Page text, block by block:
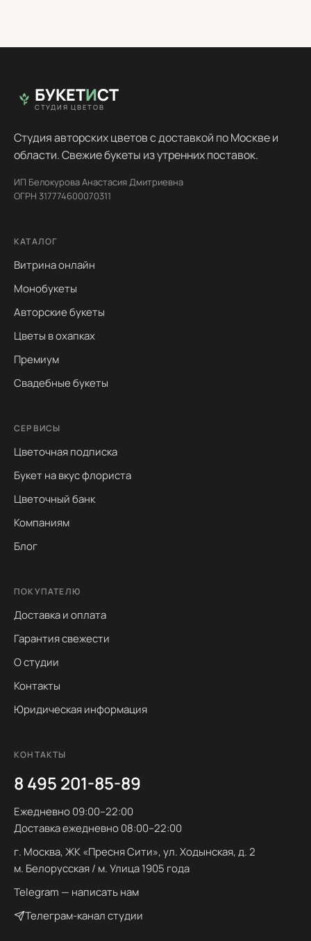
БУКЕТИСТ
СТУДИЯ ЦВЕТОВ
Студия авторских цветов с доставкой по Москве и
области. Свежие букеты из утренних поставок.
ИП Белокурова Анастасия Дмитриевна
ОГРН 317774600070311
КАТАЛОГ
Витрина онлайн
Монобукеты
Авторские букеты
Цветы в охапках
Премиум
Свадебные букеты
СЕРВИСЫ
Цветочная подписка
Букет на вкус флориста
Цветочный банк
Компаниям
Блог
ПОКУПАТЕЛЮ
Доставка и оплата
Гарантия свежести
О студии
Контакты
Юридическая информация
КОНТАКТЫ
8 495 201-85-89
Ежедневно 09:00–22:00
Доставка ежедневно 08:00–22:00
г. Москва, ЖК «Пресня Сити», ул. Ходынская, д. 2
м. Белорусская / м. Улица 1905 года
Telegram — написать нам
Телеграм-канал студии